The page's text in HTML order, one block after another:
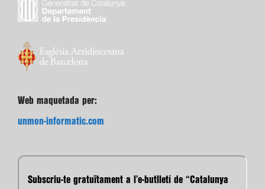
Web maquetada per:
unmon-informatic.com
Subscriu-te gratuïtament a l’e-butlletí de “Catalunya